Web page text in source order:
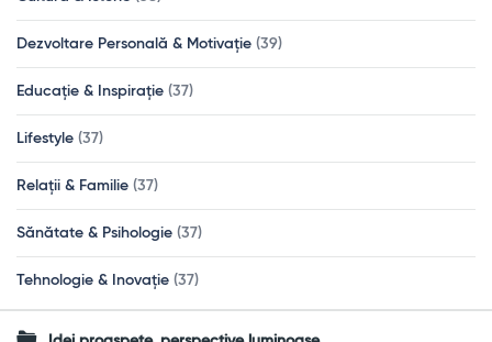
Dezvoltare Personală & Motivație (39)
Educație & Inspirație (37)
Lifestyle (37)
Relații & Familie (37)
Sănătate & Psihologie (37)
Tehnologie & Inovație (37)